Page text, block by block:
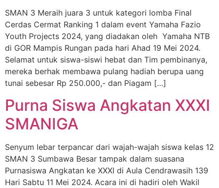
SMAN 3 Meraih juara 3 untuk kategori lomba Final
Cerdas Cermat Ranking 1 dalam event Yamaha Fazio
Youth Projects 2024, yang diadakan oleh Yamaha NTB
di GOR Mampis Rungan pada hari Ahad 19 Mei 2024.
Selamat untuk siswa-siswi hebat dan Tim pembinanya,
mereka berhak membawa pulang hadiah berupa uang
tunai sebesar Rp 250.000,- dan Piagam […]
Purna Siswa Angkatan XXXI
SMANIGA
Senyum lebar terpancar dari wajah-wajah siswa kelas 12
SMAN 3 Sumbawa Besar tampak dalam suasana
Purnasiswa Angkatan ke XXXI di Aula Cendrawasih 139
Hari Sabtu 11 Mei 2024. Acara ini di hadiri oleh Wakil